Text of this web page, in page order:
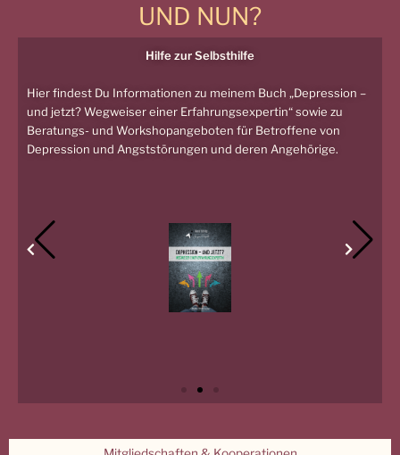
UND NUN?
Hilfe zur Selbsthilfe
Hier findest Du Informationen zu meinem Buch „Depression –
und jetzt? Wegweiser einer Erfahrungsexpertin“ sowie zu
Beratungs- und Workshopangeboten für Betroffene von
Depression und Angststörungen und deren Angehörige.